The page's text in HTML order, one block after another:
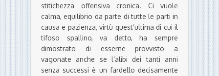
stitichezza offensiva cronica. Ci vuole
calma, equilibrio da parte di tutte le parti in
causa e pazienza, virtù quest’ultima di cui il
tifoso spallino, va detto, ha sempre
dimostrato di esserne provvisto a
vagonate anche se l’alibi dei tanti anni
senza successi è un fardello decisamente